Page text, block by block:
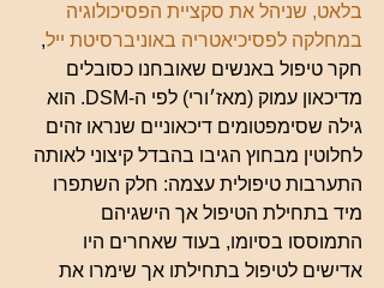
בלאט, שניהל את סקציית הפסיכולוגיה
במחלקה לפסיכיאטריה באוניברסיטת ייל,
חקר טיפול באנשים שאובחנו כסובלים
מדיכאון עמוק (מאז׳ורי) לפי ה-DSM. הוא
גילה שסימפטומים דיכאוניים שנראו זהים
לחלוטין מבחוץ הגיבו בהבדל קיצוני לאותה
התערבות טיפולית עצמה: חלק השתפרו
מיד בתחילת הטיפול אך הישגיהם
התמוססו בסיומו, בעוד שאחרים היו
אדישים לטיפול בתחילתו אך שימרו את